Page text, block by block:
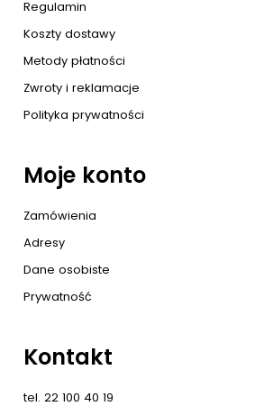
Regulamin
Koszty dostawy
Metody płatności
Zwroty i reklamacje
Polityka prywatności
Moje konto
Zamówienia
Adresy
Dane osobiste
Prywatność
Kontakt
tel. 22 100 40 19